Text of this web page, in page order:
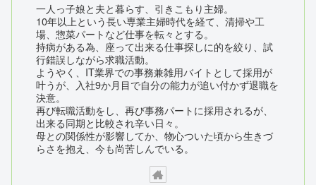
一人っ子娘と夫と暮らす、引きこもり主婦。
10年以上という長い専業主婦時代を経て、清掃や工
場、惣菜パートなど仕事を転々とする。
持病がある為、座って出来る仕事探しに的を絞り、試
行錯誤しながら求職活動。
ようやく、IT業界での事務兼雑用バイトとして採用が
叶うが、入社9か月目で自分の能力が追い付かず退職を
決意。
再び転職活動をし、再び事務パートに採用されるが、
出来る同期と比較され辛い日々。
母との関係性が影響してか、物心ついた頃から生きづ
らさを抱え、今も尚苦しんでいる。